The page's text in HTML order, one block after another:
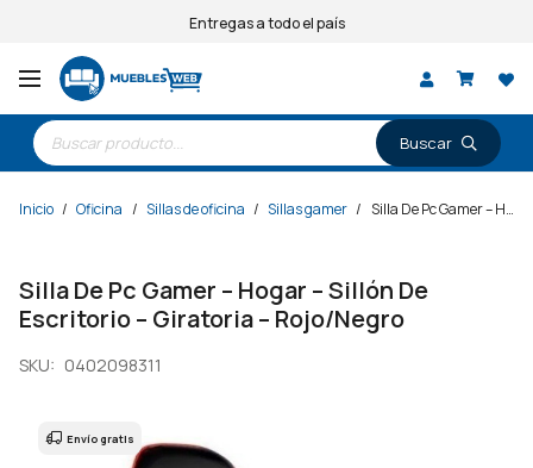
Entregas a todo el país
Búsqueda
de
productos
Inicio / Oficina / Sillas de oficina / Sillas gamer / Silla De Pc Gamer – Hogar – Sillón De Escritorio – Giratoria – Rojo/Negro
Silla De Pc Gamer – Hogar – Sillón De
Escritorio – Giratoria – Rojo/Negro
SKU: 0402098311
Envío gratis